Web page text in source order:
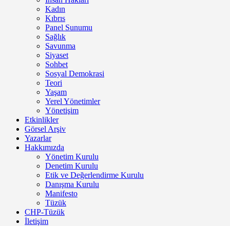
Kadın
Kıbrıs
Panel Sunumu
Sağlık
Savunma
Siyaset
Sohbet
Sosyal Demokrasi
Teori
Yaşam
Yerel Yönetimler
Yönetişim
Etkinlikler
Görsel Arşiv
Yazarlar
Hakkımızda
Yönetim Kurulu
Denetim Kurulu
Etik ve Değerlendirme Kurulu
Danışma Kurulu
Manifesto
Tüzük
CHP-Tüzük
İletişim